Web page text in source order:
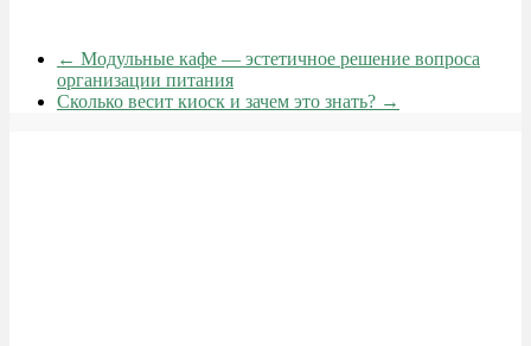
← Модульные кафе — эстетичное решение вопроса
организации питания
Сколько весит киоск и зачем это знать? →